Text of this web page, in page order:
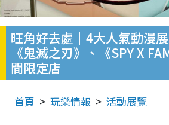
旺角好去處｜4大人氣動漫
《鬼滅之刃》、《SPY X
間限定店
首頁 玩樂情報 活動展覽